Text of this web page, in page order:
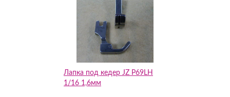
Лапка под кедер JZ P69LH
1/16 1,6мм